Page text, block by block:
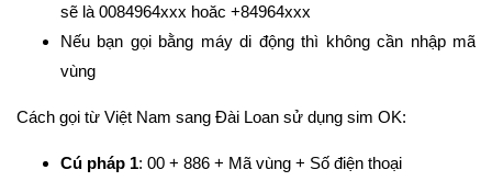
sẽ là 0084964xxx hoăc +84964xxx
Nếu bạn gọi bằng máy di động thì không cần nhập mã
vùng
Cách gọi từ Việt Nam sang Đài Loan sử dụng sim OK:
Cú pháp 1: 00 + 886 + Mã vùng + Số điện thoại